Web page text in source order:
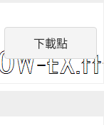
下載點